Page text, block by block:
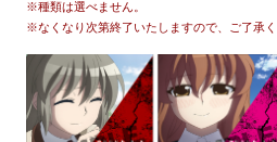
※種類は選べません。
※なくなり次第終了いたしますので、ご了承